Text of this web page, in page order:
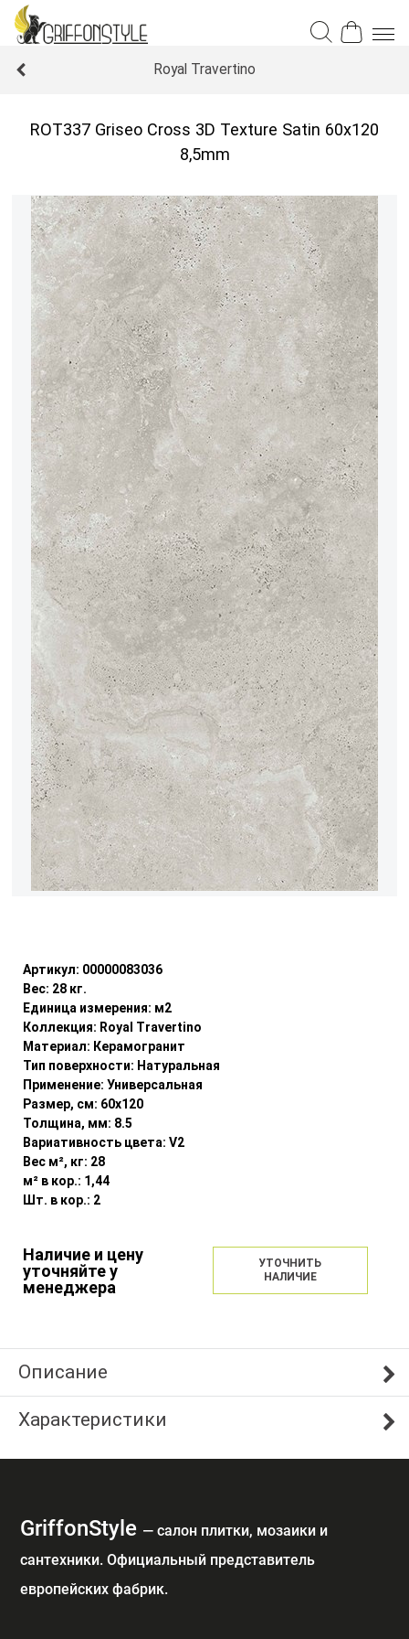
Royal Travertino
ROT337 Griseo Cross 3D Texture Satin 60x120
8,5mm
Артикул: 00000083036
Вес: 28 кг.
Единица измерения: м2
Коллекция: Royal Travertino
Материал: Керамогранит
Тип поверхности: Натуральная
Применение: Универсальная
Размер, см: 60x120
Толщина, мм: 8.5
Вариативность цвета: V2
Вес м², кг: 28
м² в кор.: 1,44
Шт. в кор.: 2
Наличие и цену
уточняйте у
менеджера
УТОЧНИТЬ
НАЛИЧИЕ
Описание
Характеристики
GriffonStyle — cалон плитки, мозаики и
сантехники. Официальный представитель
европейских фабрик.